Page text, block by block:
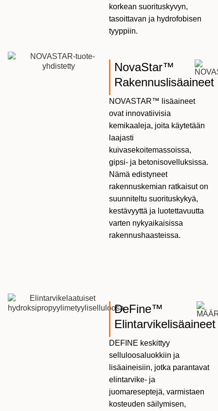
korkean suorituskyvyn,
tasoittavan ja hydrofobisen
tyyppiin.
NovaStar™
Rakennuslisäaineet
NOVASTAR™ lisäaineet
ovat innovatiivisia
kemikaaleja, joita käytetään
laajasti
kuivasekoitemassoissa,
gipsi- ja betonisovelluksissa.
Nämä edistyneet
rakennuskemian ratkaisut on
suunniteltu suorituskykyä,
kestävyyttä ja luotettavuutta
varten nykyaikaisissa
rakennushaasteissa.
DeFine™
Elintarvikelisäaineet
DEFINE keskittyy
selluloosaluokkiin ja
lisäaineisiin, jotka parantavat
elintarvike- ja
juomareseptejä, varmistaen
kosteuden säilymisen,